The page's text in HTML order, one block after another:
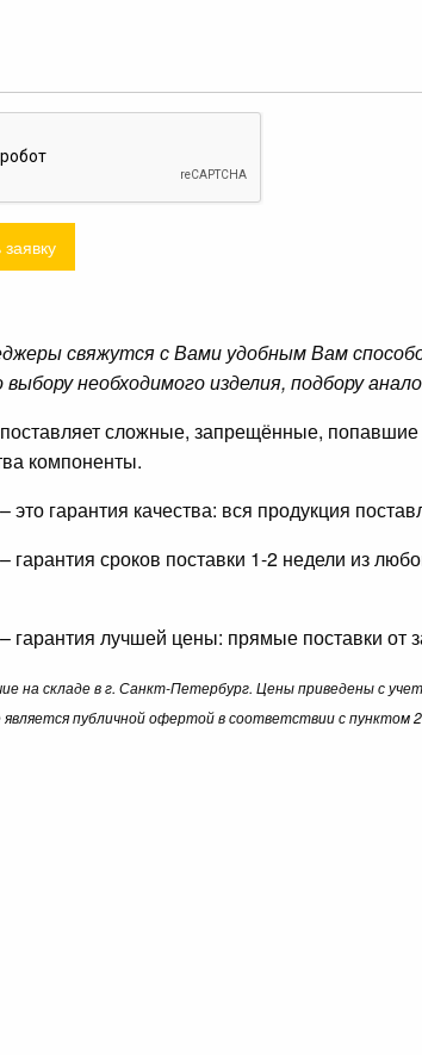
свяжутся с Вами удобным Вам
выбору необходимого изделия, подбору
поставляет сложные, запрещённые, попавшие
компоненты.
– это гарантия качества: вся продукция
– гарантия сроков поставки 1-2 недели из
– гарантия лучшей цены: прямые поставки от
на складе в г. Санкт-Петербург. Цены приведены с
является публичной офертой в соответствии с пунктом